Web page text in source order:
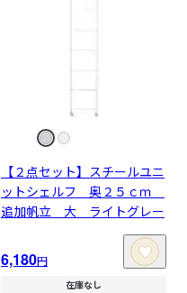
【２点セット】スチールユニ
ットシェルフ 奥２５ｃｍ
追加帆立 大 ライトグレー
6,180円
在庫なし